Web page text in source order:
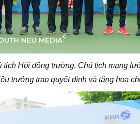
Hội đồng trường, Chủ tịch mạng
trưởng trao quyết định và tặng hoa